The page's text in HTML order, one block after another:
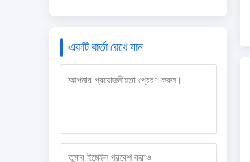
একটি বার্তা রেখে যান